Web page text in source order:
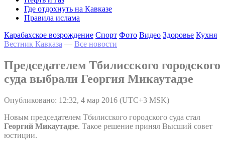
Где отдохнуть на Кавказе
Правила ислама
Карабахское возрождение Спорт Фото Видео Здоровье Кухня
Вестник Кавказа — Все новости
Председателем Тбилисского городского
суда выбрали Георгия Микаутадзе
Опубликовано: 12:32, 4 мар 2016 (UTC+3 MSK)
Новым председателем Тбилисского городского суда стал
Георгий Микаутадзе. Такое решение принял Высший совет
юстиции.